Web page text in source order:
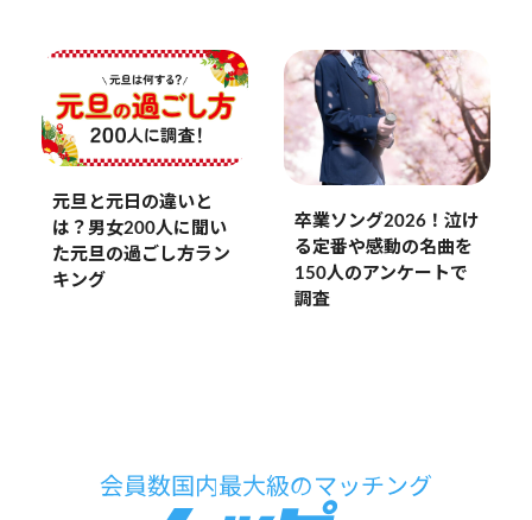
元旦と元日の違いと
は？男女200人に聞い
た元旦の過ごし方ラン
キング
卒業ソング2026！泣け
る定番や感動の名曲を
150人のアンケートで
調査